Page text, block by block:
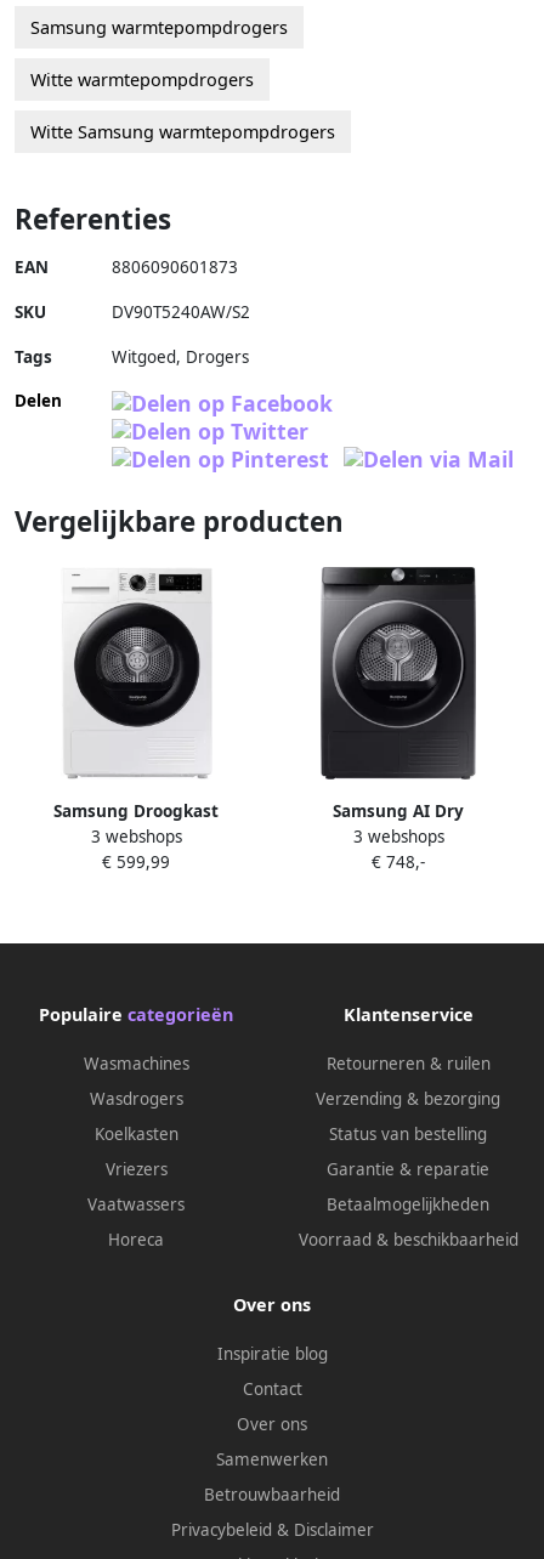
Samsung warmtepompdrogers
Witte warmtepompdrogers
Witte Samsung warmtepompdrogers
Referenties
EAN 8806090601873
SKU DV90T5240AW/S2
Tags
Witgoed, Drogers
Delen
Vergelijkbare producten
Samsung Droogkast
DV9UDG52A0AEEN Optimal
Dry + Quick Dry 5000-serie
3 webshops
€ 599,99
Samsung AI Dry
DV90DG6845LBU3 6000 serie
Wasdroger AI energy mode
3 webshops
€ 748,-
Populaire categorieën
Wasmachines
Wasdrogers
Koelkasten
Vriezers
Vaatwassers
Horeca
Klantenservice
Retourneren & ruilen
Verzending & bezorging
Status van bestelling
Garantie & reparatie
Betaalmogelijkheden
Voorraad & beschikbaarheid
Over ons
Inspiratie blog
Contact
Over ons
Samenwerken
Betrouwbaarheid
Privacybeleid & Disclaimer